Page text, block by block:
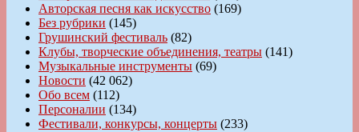
Авторская песня как искусство (169)
Без рубрики (145)
Грушинский фестиваль (82)
Клубы, творческие объединения, театры (141)
Музыкальные инструменты (69)
Новости (42 062)
Обо всем (112)
Персоналии (134)
Фестивали, конкурсы, концерты (233)